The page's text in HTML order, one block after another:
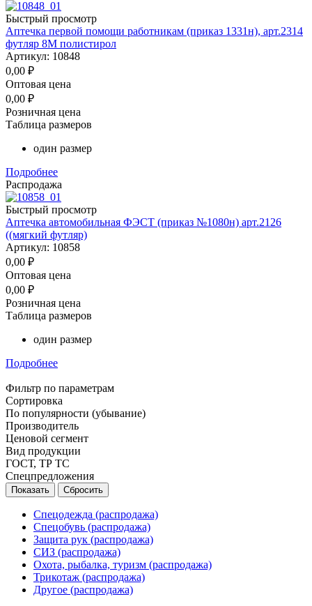
Быстрый просмотр
Аптечка первой помощи работникам (приказ 1331н), арт.2314
футляр 8М полистирол
Артикул: 10848
0,00 ₽
Оптовая цена
0,00 ₽
Розничная цена
Таблица размеров
один размер
Подробнее
Распродажа
Быстрый просмотр
Аптечка автомобильная ФЭСТ (приказ №1080н) арт.2126
((мягкий футляр)
Артикул: 10858
0,00 ₽
Оптовая цена
0,00 ₽
Розничная цена
Таблица размеров
один размер
Подробнее
Фильтр по параметрам
Сортировка
По популярности (убывание)
Производитель
Ценовой сегмент
Вид продукции
ГОСТ, ТР ТС
Спецпредложения
Сбросить
Спецодежда (распродажа)
Спецобувь (распродажа)
Защита рук (распродажа)
СИЗ (распродажа)
Охота, рыбалка, туризм (распродажа)
Трикотаж (распродажа)
Другое (распродажа)